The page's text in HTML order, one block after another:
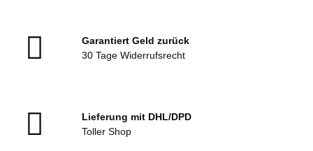
Garantiert Geld zurück
30 Tage Widerrufsrecht
Lieferung mit DHL/DPD
Toller Shop